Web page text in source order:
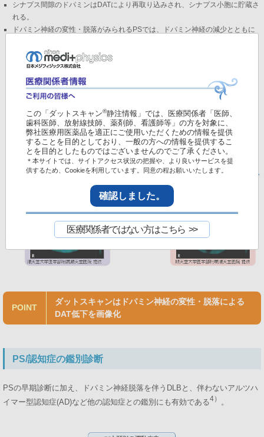
シナプス間隙のドパミンはDATにより再取り込みされ、シナプス小胞に貯蔵さ
れる。
ドパミン神経の変性・脱落がみられるPSでは、ドパミン神経の減少とともに
POINT
ダットスキャンはドパミン神経の変性・脱落による
DAT低下を画像化
PS/認知症の鑑別診断
PSの早期診断に加え、ドパミン神経脱落を伴うDLBと、伴わないアルツハ
イマー型認知症(AD)など他の認知症との鑑別にも有効である4） 。
この「ダットスキャン®静注情報」では、医療関係者「医師、
歯科医師、放射線技師、薬剤師、看護師等」の方を対象に、
弊社医療用医薬品を適正にご使用いただくための情報を提供
することを目的としており、一般の方への情報を提供するこ
とを目的としたものではございませんのでご了承ください。
＊本サイトでは、サイトアクセス状況の把握や、より良いサービスを提
供するため、Cookieを利用しています。同意の程お願いいたします。
確認しました。
医療関係者ではない方はこちら